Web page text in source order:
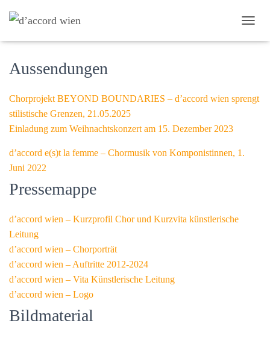
A
A
Presse und Medien
Aussendungen
Chorprojekt BEYOND BOUNDARIES – d’accord wien sprengt
stilistische Grenzen, 21.05.2025
Einladung zum Weihnachtskonzert am 15. Dezember 2023
d’accord e(s)t la femme – Chormusik von Komponistinnen, 1.
Juni 2022
Pressemappe
d’accord wien – Kurzprofil Chor und Kurzvita künstlerische
Leitung
d’accord wien – Chorporträt
d’accord wien – Auftritte 2012-2024
d’accord wien – Vita Künstlerische Leitung
d’accord wien – Logo
Bildmaterial